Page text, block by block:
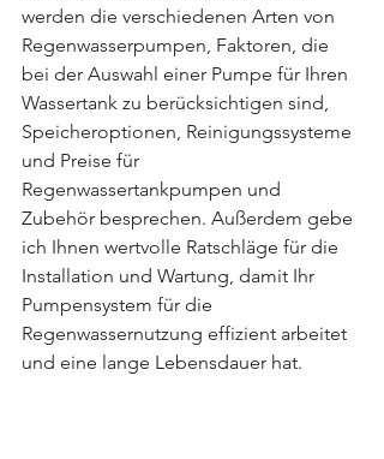
werden die verschiedenen Arten von
Regenwasserpumpen, Faktoren, die
bei der Auswahl einer Pumpe für Ihren
Wassertank zu berücksichtigen sind,
Speicheroptionen, Reinigungssysteme
und Preise für
Regenwassertankpumpen und
Zubehör besprechen. Außerdem gebe
ich Ihnen wertvolle Ratschläge für die
Installation und Wartung, damit Ihr
Pumpensystem für die
Regenwassernutzung effizient arbeitet
und eine lange Lebensdauer hat.